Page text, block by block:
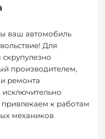
ваш автомобиль
Для
производителем,
ремонта
к работам
механиков.